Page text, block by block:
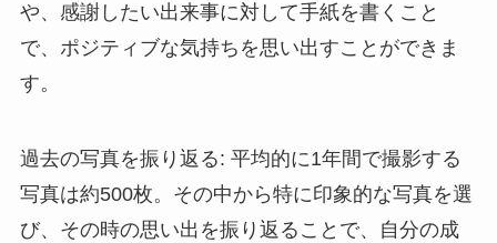
や、感謝したい出来事に対して手紙を書くこと
で、ポジティブな気持ちを思い出すことができま
す。
過去の写真を振り返る: 平均的に1年間で撮影する
写真は約500枚。その中から特に印象的な写真を選
び、その時の思い出を振り返ることで、自分の成